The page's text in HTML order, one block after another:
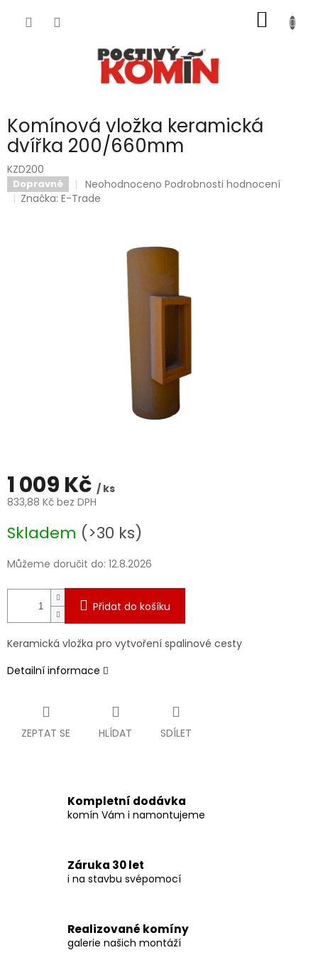
KOŠÍK
Komínová vložka keramická
dvířka 200/660mm
KZD200
Dopravné
Průměrné
hodnocení
hvězdiček.
Neohodnoceno Podrobnosti hodnocení
Značka:E-Trade
1 009 Kč / ks
833,88 Kč bez DPH
cena:
Skladem (>30 ks)
Můžeme doručit do: 12.8.2026
Přidat do košíku
Keramická vložka pro vytvoření spalinové cesty
Detailní informace
ZEPTAT SE HLÍDAT SDÍLET
Kompletní dodávka
komín Vám i namontujeme
Záruka 30 let
i na stavbu svépomocí
Realizované komíny
galerie našich montáží